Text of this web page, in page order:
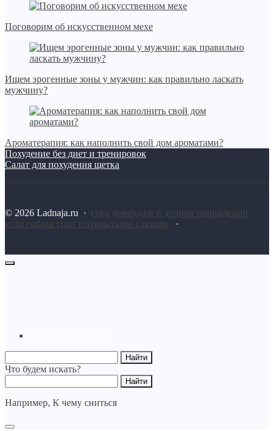
Поговорим об искусственном мехе
Ищем эрогенные зоны у мужчин: как правильно ласкать
мужчину?
Ароматерапия: как наполнить свой дом ароматами?
Похудение без диет и тренировок
Салат для похудения щетка
© 2026 Ladnaja.ru · гора демерджи и долина привидений
если собака спит с открытыми глазами
·
Что будем искать?
Например, К чему сниться